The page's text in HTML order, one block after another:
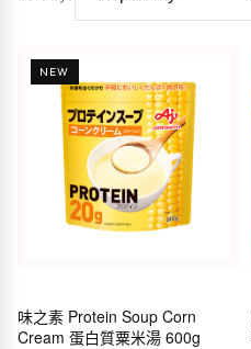
NEW
味之素 Protein Soup Corn
Cream 蛋白質粟米湯 600g